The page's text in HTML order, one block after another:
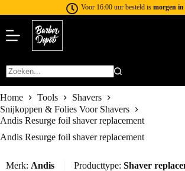
Voor 16:00 uur besteld is morgen
Home Tools
Shavers
Snijkoppen & Folies Voor Shavers
Andis Resurge foil shaver replacement
Andis Resurge foil shaver replacement
Merk: Andis Producttype: Shaver